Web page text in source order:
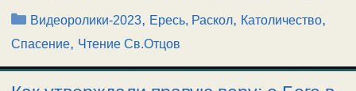
Рубрики
Видеоролики-2023, Ересь, Раскол, Католичество,
Спасение, Чтение Св.Отцов